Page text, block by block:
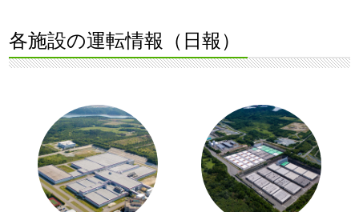
各施設の運転情報（日報）